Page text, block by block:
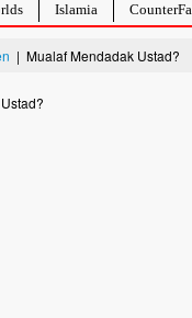
Islamia
| Mualaf Mendadak Ustad?